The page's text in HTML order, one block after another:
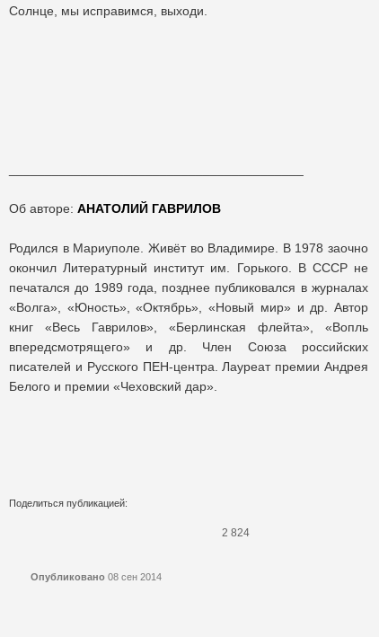
Солнце, мы исправимся, выходи.
Об авторе: АНАТОЛИЙ ГАВРИЛОВ
Родился в Мариуполе. Живёт во Владимире. В 1978 заочно
окончил Литературный институт им. Горького. В СССР не
печатался до 1989 года, позднее публиковался в журналах
«Волга», «Юность», «Октябрь», «Новый мир» и др. Автор
книг «Весь Гаврилов», «Берлинская флейта», «Вопль
впередсмотрящего» и др. Член Союза российских
писателей и Русского ПЕН-центра. Лауреат премии Андрея
Белого и премии «Чеховский дар».
Поделиться публикацией:
2 824
Опубликовано 08 сен 2014